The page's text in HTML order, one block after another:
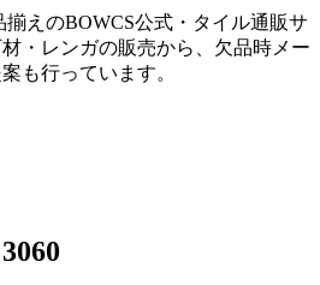
えのBOWCS公式・タイル通販サ
・レンガの販売から、欠品時メー
も行っています。